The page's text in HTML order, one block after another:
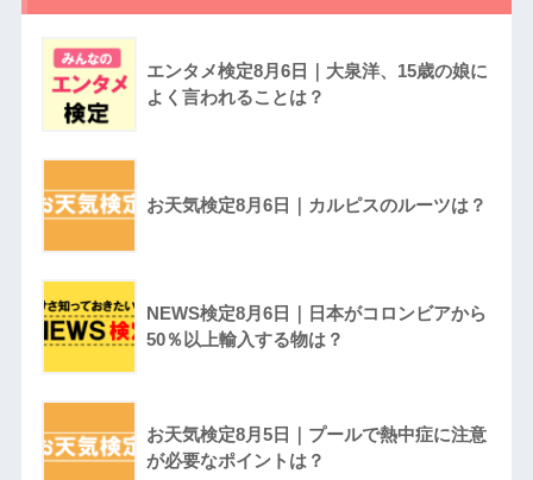
エンタメ検定8月6日｜大泉洋、15歳の娘に
よく言われることは？
お天気検定8月6日｜カルピスのルーツは？
NEWS検定8月6日｜日本がコロンビアから
50％以上輸入する物は？
お天気検定8月5日｜プールで熱中症に注意
が必要なポイントは？